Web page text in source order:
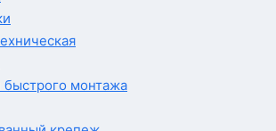
монтажа